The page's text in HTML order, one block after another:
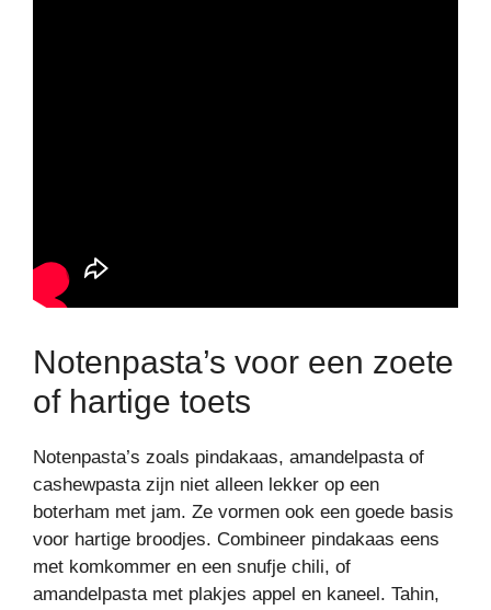
Notenpasta’s voor een zoete
of hartige toets
Notenpasta’s zoals pindakaas, amandelpasta of
cashewpasta zijn niet alleen lekker op een
boterham met jam. Ze vormen ook een goede basis
voor hartige broodjes. Combineer pindakaas eens
met komkommer en een snufje chili, of
amandelpasta met plakjes appel en kaneel. Tahin,